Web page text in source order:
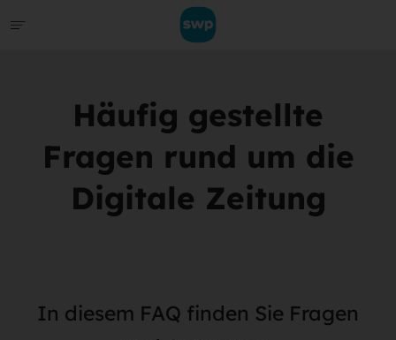
Häufig gestellte
Fragen rund um die
Digitale Zeitung
In diesem FAQ finden Sie Fragen